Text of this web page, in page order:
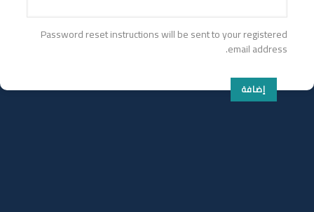
Password reset instructions will be sent to your registered
email address.